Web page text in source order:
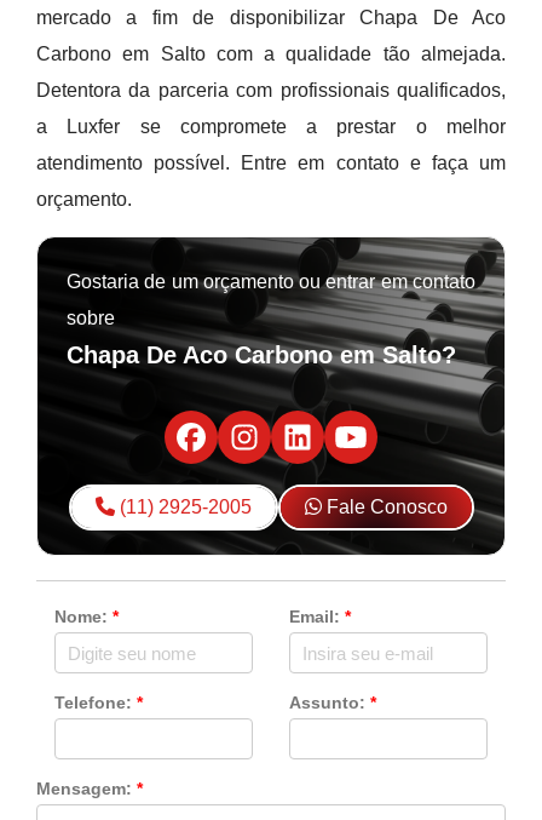
mercado a fim de disponibilizar Chapa De Aco
Carbono em Salto com a qualidade tão almejada.
Detentora da parceria com profissionais qualificados,
a Luxfer se compromete a prestar o melhor
atendimento possível. Entre em contato e faça um
orçamento.
Gostaria de um orçamento ou entrar em contato
sobre
Chapa De Aco Carbono em Salto?
(11) 2925-2005 Fale Conosco
Nome: * Email: *
Telefone: * Assunto: *
Mensagem: *